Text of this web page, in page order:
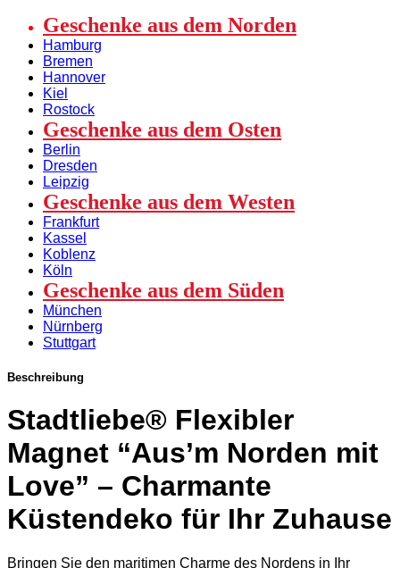
Norden
mit
Love"
Menge
Geschenke aus dem Norden
Hamburg
Bremen
Hannover
Kiel
Rostock
Geschenke aus dem Osten
Berlin
Dresden
Leipzig
Geschenke aus dem Westen
Frankfurt
Kassel
Koblenz
Köln
Geschenke aus dem Süden
München
Nürnberg
Stuttgart
Beschreibung
Stadtliebe® Flexibler
Magnet “Aus’m Norden mit
Love” – Charmante
Küstendeko für Ihr Zuhause
Bringen Sie den maritimen Charme des Nordens in Ihr